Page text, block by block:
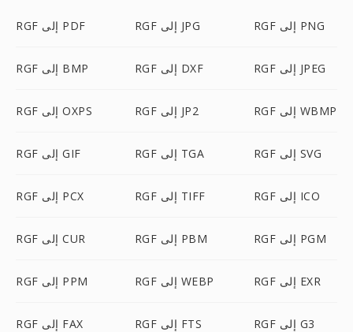
RGF إلى PDF RGF إلى JPG RGF إلى PNG
RGF إلى BMP RGF إلى DXF RGF إلى JPEG
RGF إلى OXPS RGF إلى JP2 RGF إلى WBMP
RGF إلى GIF RGF إلى TGA RGF إلى SVG
RGF إلى PCX RGF إلى TIFF RGF إلى ICO
RGF إلى CUR RGF إلى PBM RGF إلى PGM
RGF إلى PPM RGF إلى WEBP RGF إلى EXR
RGF إلى FAX RGF إلى FTS RGF إلى G3